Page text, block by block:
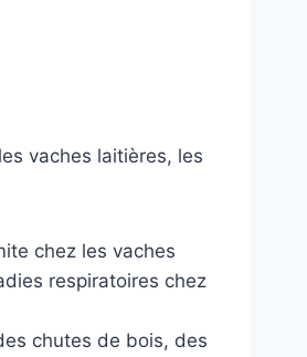
vaches laitières, les
chez les vaches
respiratoires chez
chutes de bois, des